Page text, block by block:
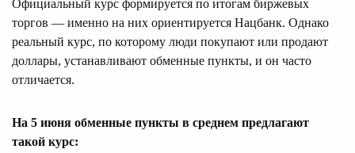
Официальный курс формируется по итогам биржевых
торгов — именно на них ориентируется Нацбанк. Однако
реальный курс, по которому люди покупают или продают
доллары, устанавливают обменные пункты, и он часто
отличается.
На 5 июня обменные пункты в среднем предлагают
такой курс: